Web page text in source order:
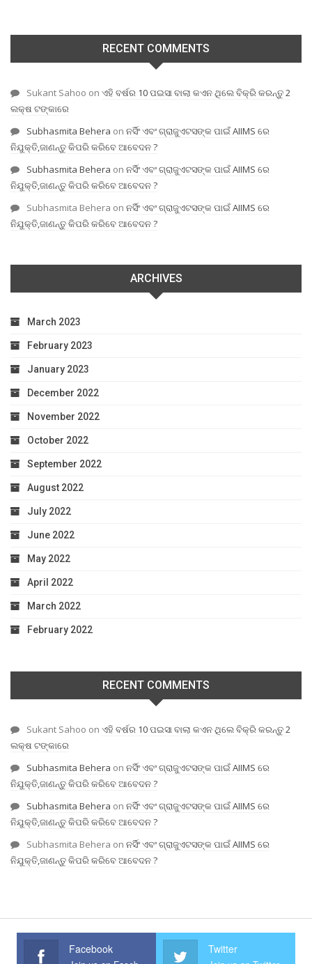
RECENT COMMENTS
Sukant Sahoo on ଏହି ବର୍ଷର 10 ପଇସା ବାଲା କଏନ ଥିଲେ ବିକ୍ରି କରନ୍ତୁ 2
ଲକ୍ଷ ଟଙ୍କାରେ
Subhasmita Behera on ନର୍ସିଂ ଏବଂ ଗ୍ରାଜୁଏଟସଙ୍କ ପାଇଁ AIIMS ରେ
ନିଯୁକ୍ତି,ଜାଣନ୍ତୁ କିପରି କରିବେ ଆବେଦନ ?
Subhasmita Behera on ନର୍ସିଂ ଏବଂ ଗ୍ରାଜୁଏଟସଙ୍କ ପାଇଁ AIIMS ରେ
ନିଯୁକ୍ତି,ଜାଣନ୍ତୁ କିପରି କରିବେ ଆବେଦନ ?
Subhasmita Behera on ନର୍ସିଂ ଏବଂ ଗ୍ରାଜୁଏଟସଙ୍କ ପାଇଁ AIIMS ରେ
ନିଯୁକ୍ତି,ଜାଣନ୍ତୁ କିପରି କରିବେ ଆବେଦନ ?
ARCHIVES
March 2023
February 2023
January 2023
December 2022
November 2022
October 2022
September 2022
August 2022
July 2022
June 2022
May 2022
April 2022
March 2022
February 2022
RECENT COMMENTS
Sukant Sahoo on ଏହି ବର୍ଷର 10 ପଇସା ବାଲା କଏନ ଥିଲେ ବିକ୍ରି କରନ୍ତୁ 2
ଲକ୍ଷ ଟଙ୍କାରେ
Subhasmita Behera on ନର୍ସିଂ ଏବଂ ଗ୍ରାଜୁଏଟସଙ୍କ ପାଇଁ AIIMS ରେ
ନିଯୁକ୍ତି,ଜାଣନ୍ତୁ କିପରି କରିବେ ଆବେଦନ ?
Subhasmita Behera on ନର୍ସିଂ ଏବଂ ଗ୍ରାଜୁଏଟସଙ୍କ ପାଇଁ AIIMS ରେ
ନିଯୁକ୍ତି,ଜାଣନ୍ତୁ କିପରି କରିବେ ଆବେଦନ ?
Subhasmita Behera on ନର୍ସିଂ ଏବଂ ଗ୍ରାଜୁଏଟସଙ୍କ ପାଇଁ AIIMS ରେ
ନିଯୁକ୍ତି,ଜାଣନ୍ତୁ କିପରି କରିବେ ଆବେଦନ ?
Facebook Twitter